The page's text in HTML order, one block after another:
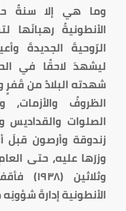
وما هي إلا سنةٌ
الأنطونيةُ رهبانَها
الرّوحيةَ الجديدةَ
ليشهدَ لاحقًا في
شهدته البلادُ من قَفرٍ
الظروفُ والأزمات،
الصلوات والقداديس
زندوقة وأرصون قبلَ
وزرَها عليه، حتى
وثلاثين
الأنطونية إدارةَ